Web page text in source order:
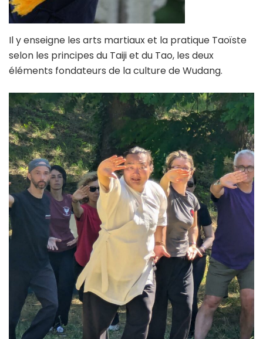
Il y enseigne les arts martiaux et la pratique Taoïste
selon les principes du Taiji et du Tao, les deux
éléments fondateurs de la culture de Wudang.